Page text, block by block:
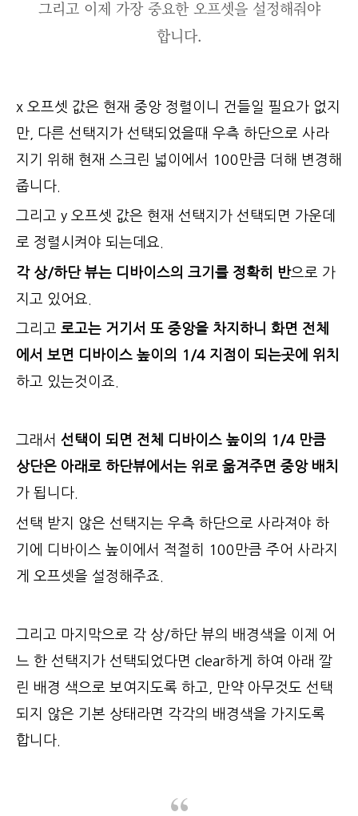
그리고 이제 가장 중요한 오프셋을 설정해줘야
합니다.
x 오프셋 값은 현재 중앙 정렬이니 건들일 필요가 없지
만, 다른 선택지가 선택되었을때 우측 하단으로 사라
지기 위해 현재 스크린 넓이에서 100만큼 더해 변경해
줍니다.
그리고 y 오프셋 값은 현재 선택지가 선택되면 가운데
로 정렬시켜야 되는데요.
각 상/하단 뷰는 디바이스의 크기를 정확히 반으로 가
지고 있어요.
그리고 로고는 거기서 또 중앙을 차지하니 화면 전체
에서 보면 디바이스 높이의 1/4 지점이 되는곳에 위치
하고 있는것이죠.
그래서 선택이 되면 전체 디바이스 높이의 1/4 만큼
상단은 아래로 하단뷰에서는 위로 옮겨주면 중앙 배치
가 됩니다.
선택 받지 않은 선택지는 우측 하단으로 사라져야 하
기에 디바이스 높이에서 적절히 100만큼 주어 사라지
게 오프셋을 설정해주죠.
그리고 마지막으로 각 상/하단 뷰의 배경색을 이제 어
느 한 선택지가 선택되었다면 clear하게 하여 아래 깔
린 배경 색으로 보여지도록 하고, 만약 아무것도 선택
되지 않은 기본 상태라면 각각의 배경색을 가지도록
합니다.